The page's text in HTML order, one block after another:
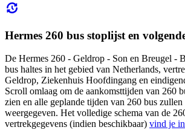
Hermes 260 bus stoplijst en
De Hermes 260 - Geldrop - Son en Breugel -
bus haltes in het gebied van Netherlands,
Geldrop, Ziekenhuis Hoofdingang en
Scroll omlaag om de aankomsttijden van 260
zien en alle geplande tijden van 260 bus
weergegeven. Het volledige schema van de
vertrekgegevens (indien beschikbaar) vind je